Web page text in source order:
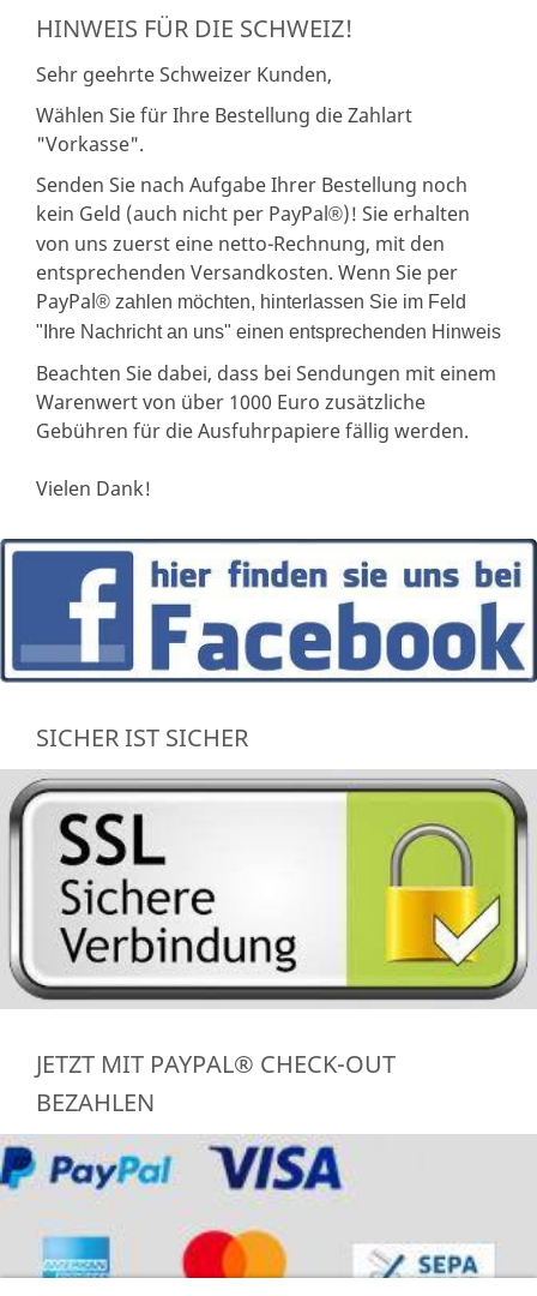
HINWEIS FÜR DIE SCHWEIZ!
Sehr geehrte Schweizer Kunden,
Wählen Sie für Ihre Bestellung die Zahlart
"Vorkasse".
Senden Sie nach Aufgabe Ihrer Bestellung noch
kein Geld (auch nicht per PayPal®)! Sie erhalten
von uns zuerst eine netto-Rechnung, mit den
entsprechenden Versandkosten. Wenn Sie per
PayPal® zahlen möchten, hinterlassen Sie im Feld
"Ihre Nachricht an uns" einen entsprechenden Hinweis
Beachten Sie dabei, dass bei Sendungen mit einem
Warenwert von über 1000 Euro zusätzliche
Gebühren für die Ausfuhrpapiere fällig werden.
Vielen Dank!
SICHER IST SICHER
JETZT MIT PAYPAL® CHECK-OUT
BEZAHLEN